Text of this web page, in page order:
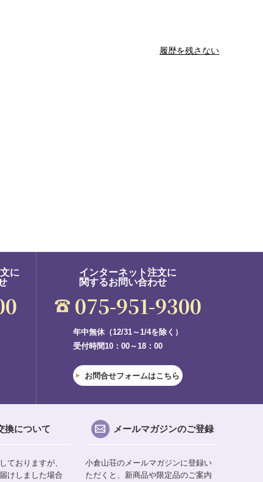
履歴を残さない
に
インターネット注文に
関するお問い合わせ
075-951-9300
年中無休（12/31～1/4を除く）
受付時間10：00～18：00
お問合せフォームはこちら
換について
ておりますが、
けしました場合
メールマガジンのご登録
小倉山荘のメールマガジンに登録い
ただくと、新商品や限定品のご案内